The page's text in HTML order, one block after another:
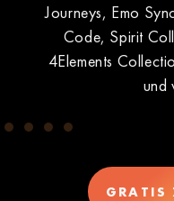
Journeys, Emo
Code, Spirit
4Elements
und
GRATIS